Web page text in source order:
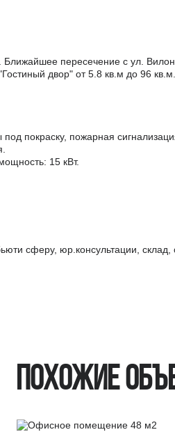
пересечение с ул.
двор" от 5.8 кв.м до 96 кв.м.
покраску, пожарная
15 кВт.
сферу, юр.консультации,
Похожие